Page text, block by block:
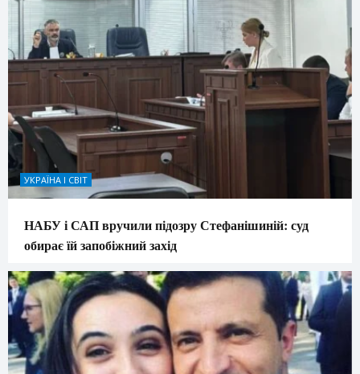
УКРАЇНА І СВІТ
НАБУ і САП вручили підозру Стефанішиній: суд
обирає їй запобіжний захід